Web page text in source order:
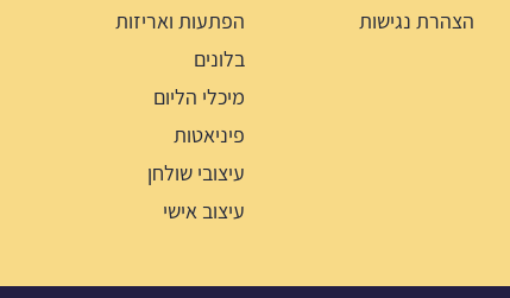
הצהרת נגישות
הפתעות ואריזות
בלונים
מיכלי הליום
פיניאטות
עיצובי שולחן
עיצוב אישי